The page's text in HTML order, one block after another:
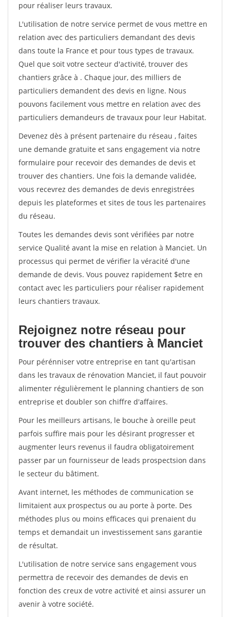
pour réaliser leurs travaux.
L'utilisation de notre service permet de vous mettre en
relation avec des particuliers demandant des devis
dans toute la France et pour tous types de travaux.
Quel que soit votre secteur d'activité, trouver des
chantiers grâce à . Chaque jour, des milliers de
particuliers demandent des devis en ligne. Nous
pouvons facilement vous mettre en relation avec des
particuliers demandeurs de travaux pour leur Habitat.
Devenez dès à présent partenaire du réseau , faites
une demande gratuite et sans engagement via notre
formulaire pour recevoir des demandes de devis et
trouver des chantiers. Une fois la demande validée,
vous recevrez des demandes de devis enregistrées
depuis les plateformes et sites de tous les partenaires
du réseau.
Toutes les demandes devis sont vérifiées par notre
service Qualité avant la mise en relation à Manciet. Un
processus qui permet de vérifier la véracité d'une
demande de devis. Vous pouvez rapidement $etre en
contact avec les particuliers pour réaliser rapidement
leurs chantiers travaux.
Rejoignez notre réseau pour
trouver des chantiers à Manciet
Pour pérénniser votre entreprise en tant qu'artisan
dans les travaux de rénovation Manciet, il faut pouvoir
alimenter régulièrement le planning chantiers de son
entreprise et doubler son chiffre d'affaires.
Pour les meilleurs artisans, le bouche à oreille peut
parfois suffire mais pour les désirant progresser et
augmenter leurs revenus il faudra obligatoirement
passer par un fournisseur de leads prospectsion dans
le secteur du bâtiment.
Avant internet, les méthodes de communication se
limitaient aux prospectus ou au porte à porte. Des
méthodes plus ou moins efficaces qui prenaient du
temps et demandait un investissement sans garantie
de résultat.
L'utilisation de notre service sans engagement vous
permettra de recevoir des demandes de devis en
fonction des creux de votre activité et ainsi assurer un
avenir à votre société.